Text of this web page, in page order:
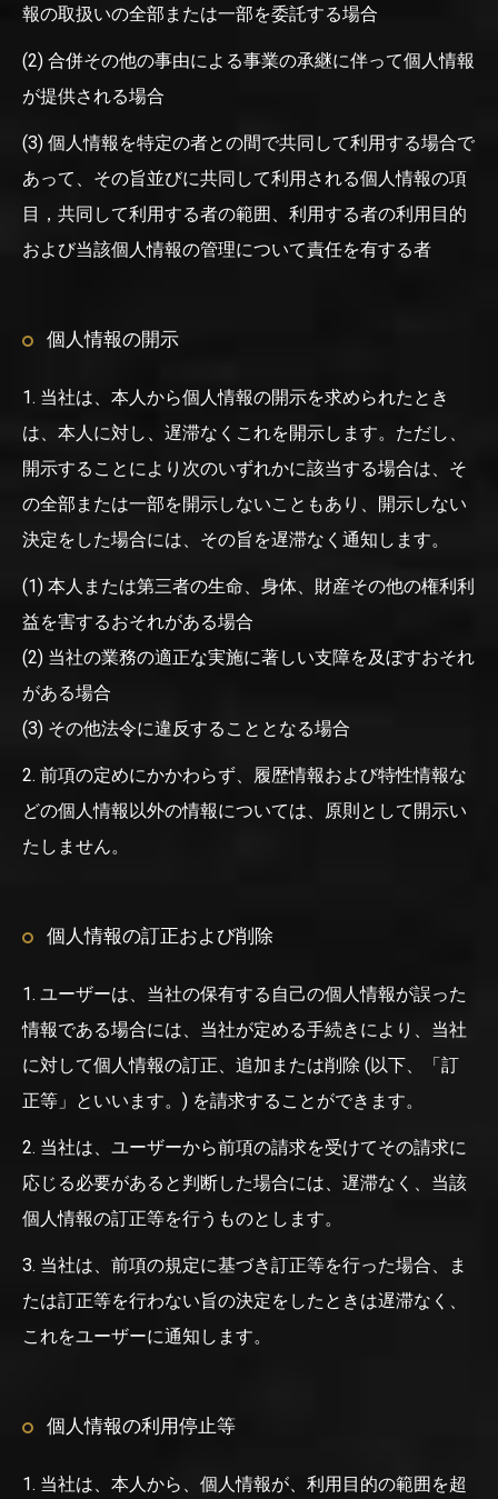
報の取扱いの全部または一部を委託する場合
(2) 合併その他の事由による事業の承継に伴って個人情報
が提供される場合
(3) 個人情報を特定の者との間で共同して利用する場合で
あって、その旨並びに共同して利用される個人情報の項
目，共同して利用する者の範囲、利用する者の利用目的
および当該個人情報の管理について責任を有する者
個人情報の開示
1. 当社は、本人から個人情報の開示を求められたとき
は、本人に対し、遅滞なくこれを開示します。ただし、
開示することにより次のいずれかに該当する場合は、そ
の全部または一部を開示しないこともあり、開示しない
決定をした場合には、その旨を遅滞なく通知します。
(1) 本人または第三者の生命、身体、財産その他の権利利
益を害するおそれがある場合
(2) 当社の業務の適正な実施に著しい支障を及ぼすおそれ
がある場合
(3) その他法令に違反することとなる場合
2. 前項の定めにかかわらず、履歴情報および特性情報な
どの個人情報以外の情報については、原則として開示い
たしません。
個人情報の訂正および削除
1. ユーザーは、当社の保有する自己の個人情報が誤った
情報である場合には、当社が定める手続きにより、当社
に対して個人情報の訂正、追加または削除 (以下、「訂
正等」といいます。) を請求することができます。
2. 当社は、ユーザーから前項の請求を受けてその請求に
応じる必要があると判断した場合には、遅滞なく、当該
個人情報の訂正等を行うものとします。
3. 当社は、前項の規定に基づき訂正等を行った場合、ま
たは訂正等を行わない旨の決定をしたときは遅滞なく、
これをユーザーに通知します。
個人情報の利用停止等
1. 当社は、本人から、個人情報が、利用目的の範囲を超